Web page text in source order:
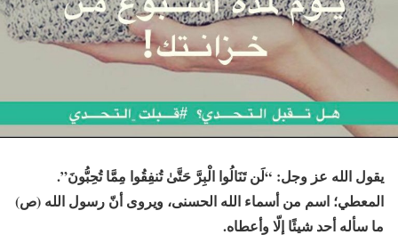
يقول الله عز وجل: “لَن تَنَالُوا الْبِرَّ حَتَّىٰ تُنفِقُوا مِمَّا تُحِبُّونَ”.
المعطي؛ اسم من أسماء الله الحسنى، ويروى أنّ رسول الله (ص)
ما سأله أحد شيئًا إلّا وأعطاه.